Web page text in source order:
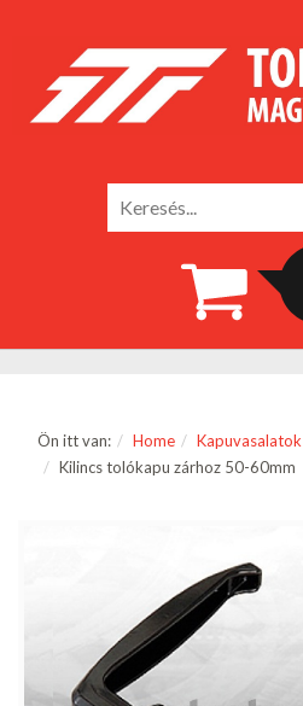
Ön itt van: Home
Kapuvasalatok
Kilincs tolókapu zárhoz 50-60mm